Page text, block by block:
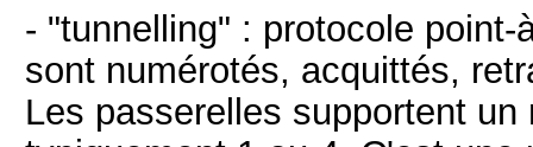
- "tunnelling" : protocole
sont numérotés, acquittés,
Les passerelles supportent